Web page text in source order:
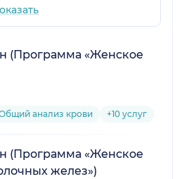
(Программа «Женское
анализ крови +10 услуг
(Программа «Женское
желез»)